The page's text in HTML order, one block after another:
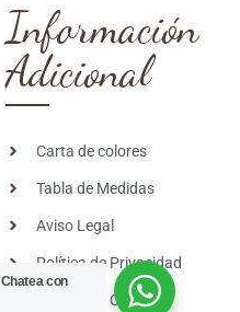
Información
Adicional
Carta de colores
Tabla de Medidas
Aviso Legal
Política de Privacidad
Política de Cookies
Chatea con